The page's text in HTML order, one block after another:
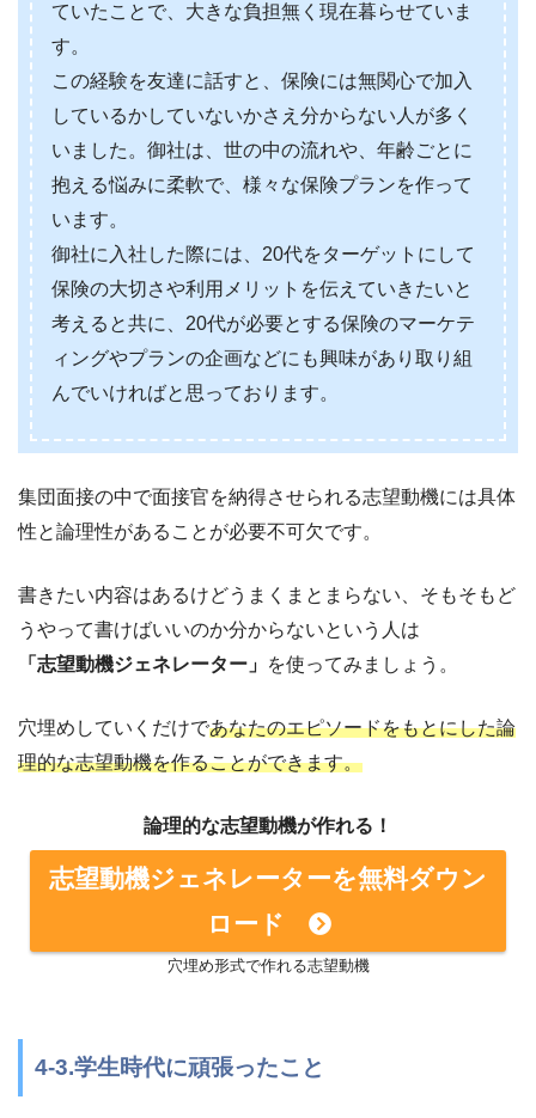
ていたことで、大きな負担無く現在暮らせていま
す。
この経験を友達に話すと、保険には無関心で加入
しているかしていないかさえ分からない人が多く
いました。御社は、世の中の流れや、年齢ごとに
抱える悩みに柔軟で、様々な保険プランを作って
います。
御社に入社した際には、20代をターゲットにして
保険の大切さや利用メリットを伝えていきたいと
考えると共に、20代が必要とする保険のマーケテ
ィングやプランの企画などにも興味があり取り組
んでいければと思っております。
集団面接の中で面接官を納得させられる志望動機には具体
性と論理性があることが必要不可欠です。
書きたい内容はあるけどうまくまとまらない、そもそもど
うやって書けばいいのか分からないという人は
「志望動機ジェネレーター」 を使ってみましょう。
穴埋めしていくだけであなたのエピソードをもとにした論
理的な志望動機を作ることができます。
論理的な志望動機が作れる！
志望動機ジェネレーターを無料ダウン
ロード
穴埋め形式で作れる志望動機
4-3.学生時代に頑張ったこと